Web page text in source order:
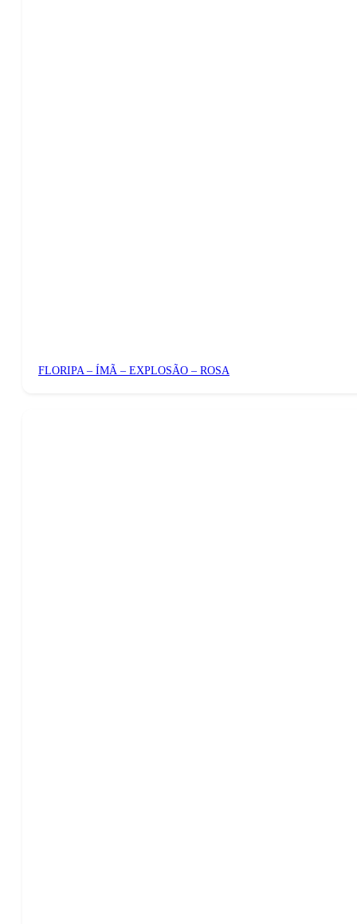
FLORIPA – ÍMÃ – EXPLOSÃO – ROSA